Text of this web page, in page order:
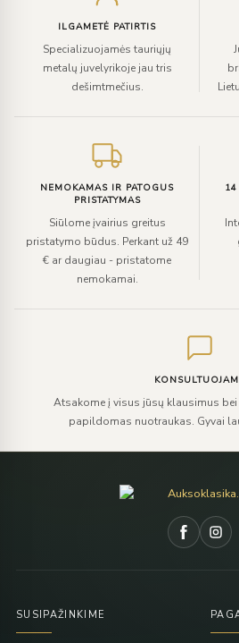
ILGAMETĖ PATIRTIS
Specializuojamės tauriųjų
metalų juvelyrikoje jau tris
dešimtmečius.
NEMOKAMAS IR PATOGUS
PRISTATYMAS
Siūlome įvairius greitus
pristatymo būdus. Perkant už 49
€ ar daugiau - pristatome
nemokamai.
Atsakome į visus jūsų klausimus
papildomas nuotraukas. Gyvai
SUSIPAŽINKIME